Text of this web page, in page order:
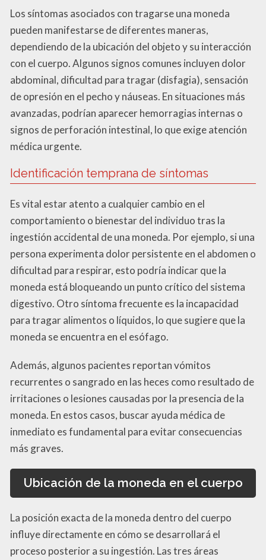
Los síntomas asociados con tragarse una moneda
pueden manifestarse de diferentes maneras,
dependiendo de la ubicación del objeto y su interacción
con el cuerpo. Algunos signos comunes incluyen dolor
abdominal, dificultad para tragar (disfagia), sensación
de opresión en el pecho y náuseas. En situaciones más
avanzadas, podrían aparecer hemorragias internas o
signos de perforación intestinal, lo que exige atención
médica urgente.
Identificación temprana de síntomas
Es vital estar atento a cualquier cambio en el
comportamiento o bienestar del individuo tras la
ingestión accidental de una moneda. Por ejemplo, si una
persona experimenta dolor persistente en el abdomen o
dificultad para respirar, esto podría indicar que la
moneda está bloqueando un punto crítico del sistema
digestivo. Otro síntoma frecuente es la incapacidad
para tragar alimentos o líquidos, lo que sugiere que la
moneda se encuentra en el esófago.
Además, algunos pacientes reportan vómitos
recurrentes o sangrado en las heces como resultado de
irritaciones o lesiones causadas por la presencia de la
moneda. En estos casos, buscar ayuda médica de
inmediato es fundamental para evitar consecuencias
más graves.
Ubicación de la moneda en el cuerpo
La posición exacta de la moneda dentro del cuerpo
influye directamente en cómo se desarrollará el
proceso posterior a su ingestión. Las tres áreas